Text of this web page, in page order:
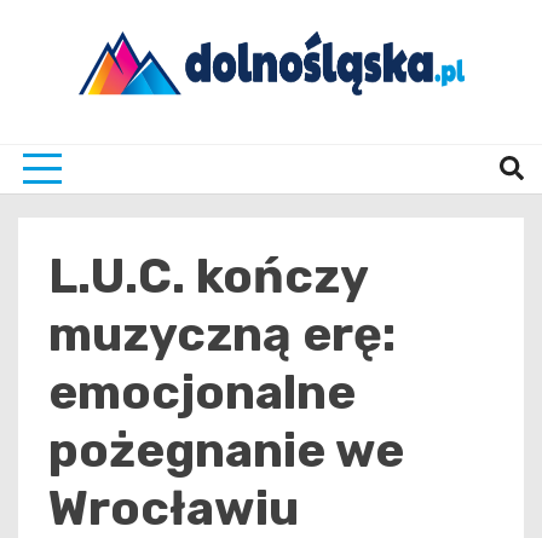
L.U.C. kończy
muzyczną erę:
emocjonalne
pożegnanie we
Wrocławiu